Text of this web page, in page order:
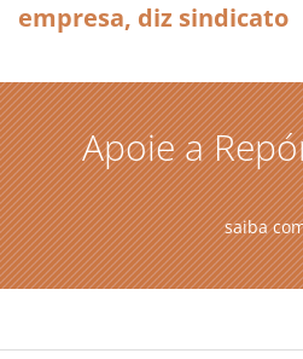
empresa, diz sindicato
Apoie a
saiba